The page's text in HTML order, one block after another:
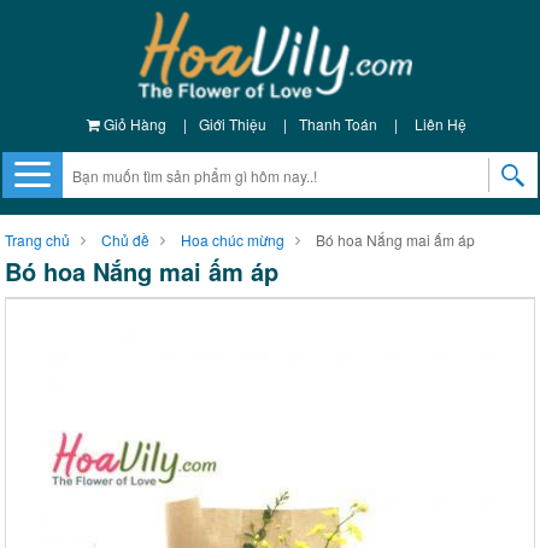
Giỏ Hàng | Giới Thiệu | Thanh Toán | Liên Hệ
Trang chủ Chủ đề Hoa chúc mừng Bó hoa Nắng mai ấm áp
Bó hoa Nắng mai ấm áp